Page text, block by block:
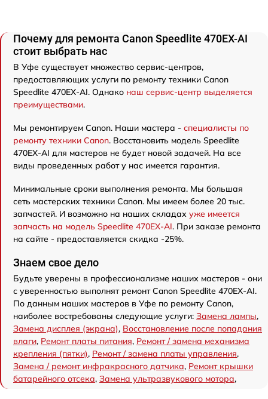
Почему для ремонта Canon Speedlite 470EX-AI
стоит выбрать нас
В Уфе существует множество сервис-центров,
предоставляющих услуги по ремонту техники Canon
Speedlite 470EX-AI. Однако наш сервис-центр выделяется
преимуществами.
Мы ремонтируем Canon. Наши мастера - специалисты по
ремонту техники Canon. Восстановить модель Speedlite
470EX-AI для мастеров не будет новой задачей. На все
виды проведенных работ у нас имеется гарантия.
Минимальные сроки выполнения ремонта. Мы большая
сеть мастерских техники Canon. Мы имеем более 20 тыс.
запчастей. И возможно на наших складах уже имеется
запчасть на модель Speedlite 470EX-AI. При заказе ремонта
на сайте - предоставляется скидка -25%.
Знаем свое дело
Будьте уверены в профессионализме наших мастеров - они
с уверенностью выполнят ремонт Canon Speedlite 470EX-AI.
По данным наших мастеров в Уфе по ремонту Canon,
наиболее востребованы следующие услуги: Замена лампы,
Замена дисплея (экрана), Восстановление после попадания
влаги, Ремонт платы питания, Ремонт / замена механизма
крепления (пятки), Ремонт / замена платы управления,
Замена / ремонт инфракрасного датчика, Ремонт крышки
батарейного отсека, Замена ультразвукового мотора,